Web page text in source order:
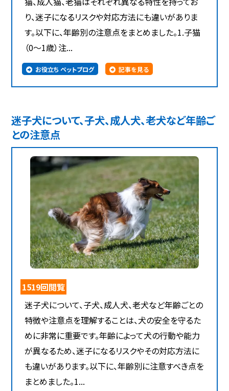
り、迷子になるリスクや対応方法にも違いがありま
す。以下に、年齢別の注意点をまとめました。1.子猫
（0～1歳）注...
お役立ち ペットブログ 記事を見る
迷子犬について、子犬、成人犬、老犬など年齢ご
との注意点
1519回閲覧
迷子犬について、子犬、成人犬、老犬など年齢ごとの
特徴や注意点を理解することは、犬の安全を守るた
めに非常に重要です。年齢によって犬の行動や能力
が異なるため、迷子になるリスクやその対応方法に
も違いがあります。以下に、年齢別に注意すべき点を
まとめました。1...